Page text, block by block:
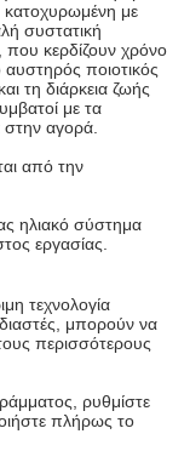
με
συστατική
κερδίζουν χρόνο
ποιοτικός
τη διάρκεια ζωής
με τα
αγορά.
από την
ηλιακό σύστημα
εργασίας.
τεχνολογία
μπορούν να
περισσότερους
ρυθμίστε
πλήρως το